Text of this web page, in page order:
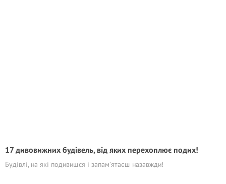
17 дивовижних будівель, від яких перехоплює подих!
Будівлі, на які подивишся і запам’ятаєш назавжди!